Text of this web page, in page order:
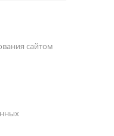
сайтом